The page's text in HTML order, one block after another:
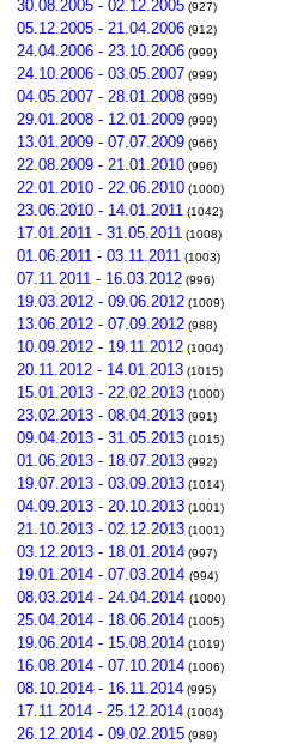
30.08.2005 - 02.12.2005 (927)
05.12.2005 - 21.04.2006 (912)
24.04.2006 - 23.10.2006 (999)
24.10.2006 - 03.05.2007 (999)
04.05.2007 - 28.01.2008 (999)
29.01.2008 - 12.01.2009 (999)
13.01.2009 - 07.07.2009 (966)
22.08.2009 - 21.01.2010 (996)
22.01.2010 - 22.06.2010 (1000)
23.06.2010 - 14.01.2011 (1042)
17.01.2011 - 31.05.2011 (1008)
01.06.2011 - 03.11.2011 (1003)
07.11.2011 - 16.03.2012 (996)
19.03.2012 - 09.06.2012 (1009)
13.06.2012 - 07.09.2012 (988)
10.09.2012 - 19.11.2012 (1004)
20.11.2012 - 14.01.2013 (1015)
15.01.2013 - 22.02.2013 (1000)
23.02.2013 - 08.04.2013 (991)
09.04.2013 - 31.05.2013 (1015)
01.06.2013 - 18.07.2013 (992)
19.07.2013 - 03.09.2013 (1014)
04.09.2013 - 20.10.2013 (1001)
21.10.2013 - 02.12.2013 (1001)
03.12.2013 - 18.01.2014 (997)
19.01.2014 - 07.03.2014 (994)
08.03.2014 - 24.04.2014 (1000)
25.04.2014 - 18.06.2014 (1005)
19.06.2014 - 15.08.2014 (1019)
16.08.2014 - 07.10.2014 (1006)
08.10.2014 - 16.11.2014 (995)
17.11.2014 - 25.12.2014 (1004)
26.12.2014 - 09.02.2015 (989)